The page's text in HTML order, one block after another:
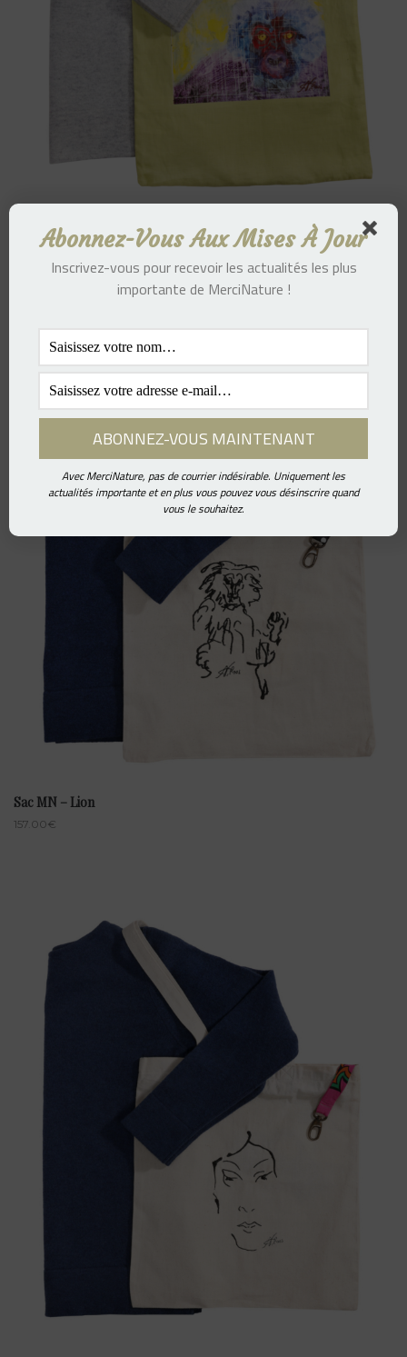
Sac MN – Singe
Sac MN – Lion
157.00€
Abonnez-Vous Aux Mises À Jour
Inscrivez-vous pour recevoir les actualités les plus
importante de MerciNature !
Avec MerciNature, pas de courrier indésirable. Uniquement les
actualités importante et en plus vous pouvez vous désinscrire quand
vous le souhaitez.